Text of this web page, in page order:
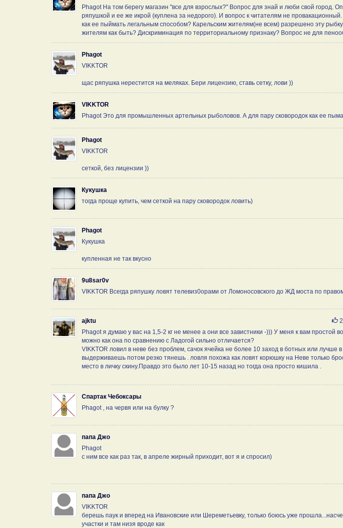
Phagot На том берегу магазин "все для взрослых?" Вопрос для знай и люби свой город.
ряпушкой и ее же икрой (куплена за недорого). И вопрос к читателям не
как ее пыймать легальным способом? Карельским жителям(не всем) разрешено эту
жителям как быть? Дискриминация по территориальному признаку? Вопрос не для
Phagot
VIKKTOR
щас ряпушка нерестится на меляках. Бери лицензию, ставь сетку, лови ))
VIKKTOR
Phagot Это для промышленных артельных рыболовов. А для пару сковородок как ее
Phagot
VIKKTOR
сеткой, без лицензии ))
Кукушка
тогда проще купить, чем сеткой на пару сковородок ловить)
Phagot
Кукушка
купленная не так вкусно
9u8sar0v
VIKKTOR Всегда ряпушку ловят телевиз0орами от Ломоносовского до ЖД моста по
ajktu
2
Phagot я думаю у вас на 1,5-2 кг не менее а они все завистники -))) У меня к вам простой
можно как она по сравнению с Ладогой сильно отличается?
VIKKTOR ловил в неве без проблем, сачок ячейка не более 10 заход в ботных или лучше
выдерживаешь потом резко тянешь . ловля похожа как ловят корюшку на Неве только
место в личку скину.Правдо это было лет 10-15 назад но тогда она просто кишила .
Спартак Чебоксары
Phagot , на червя или на булку ?
папа Джо
Phagot
с ним все как раз так, в апреле жирный приходит, вот я и спросил)
папа Джо
VIKKTOR
берешь паук и вперед на Ивановские или Шереметьевку, только боюсь уже
участки и там низя вроде как